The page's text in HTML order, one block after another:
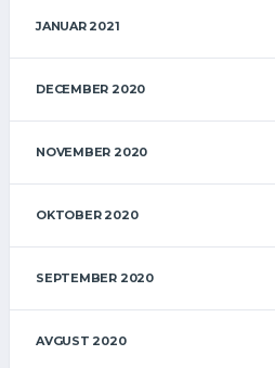
JANUAR 2021
DECEMBER 2020
NOVEMBER 2020
OKTOBER 2020
SEPTEMBER 2020
AVGUST 2020